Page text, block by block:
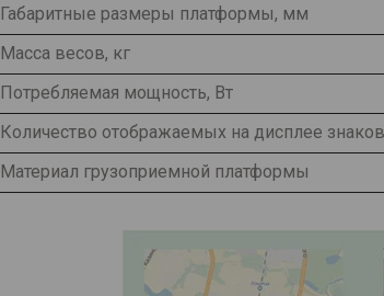
Габаритные размеры платформы, мм
Масса весов, кг
Потребляемая мощность, Вт
Количество отображаемых на дисплее знаков
Материал грузоприемной платформы